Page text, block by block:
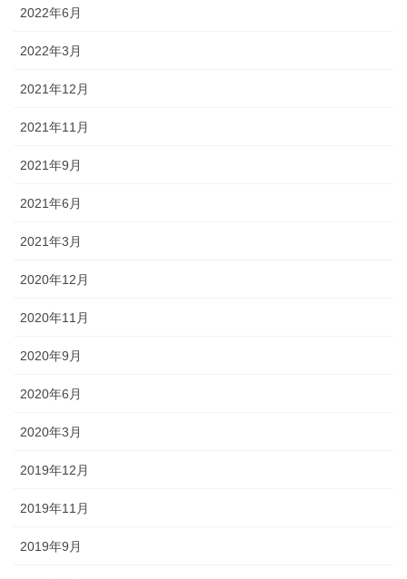
2022年6月
2022年3月
2021年12月
2021年11月
2021年9月
2021年6月
2021年3月
2020年12月
2020年11月
2020年9月
2020年6月
2020年3月
2019年12月
2019年11月
2019年9月